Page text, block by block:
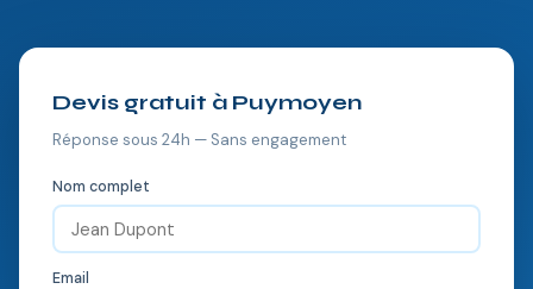
Devis gratuit à Puymoyen
Réponse sous 24h — Sans engagement
Nom complet
Email